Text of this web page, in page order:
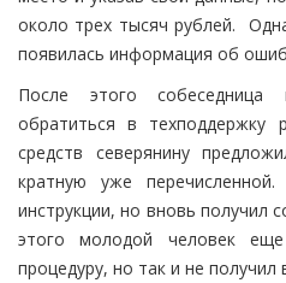
около трех тысяч рублей.
появилась информация об
После этого собеседница
обратиться в техподдержку
средств северянину
кратную уже
инструкции, но вновь получил
этого молодой человек
процедуру, но так и не